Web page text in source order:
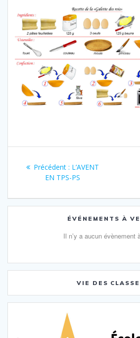
l’article
Précédent : Article
précédent
L’AVENT
EN TPS-PS
ÉVÉNEMENTS À
Il n’y a aucun évènement
VIE DES